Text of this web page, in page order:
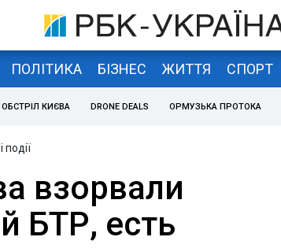
ПОЛІТИКА БІЗНЕС ЖИТТЯ СПОРТ
ОБСТРІЛ КИЄВА DRONE DEALS ОРМУЗЬКА ПРОТОКА
події
взорвали
БТР, есть